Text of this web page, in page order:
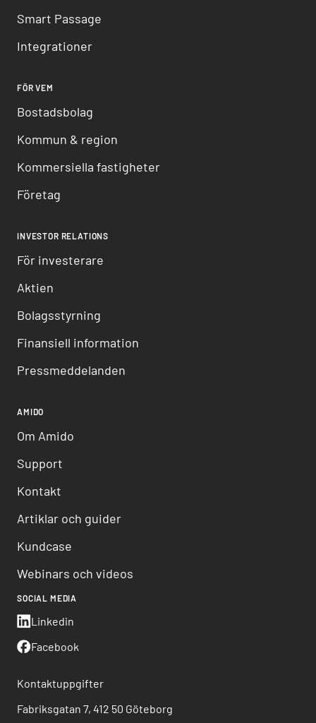
Smart Passage
Integrationer
FÖR VEM
Bostadsbolag
Kommun & region
Kommersiella fastigheter
Företag
INVESTOR RELATIONS
För investerare
Aktien
Bolagsstyrning
Finansiell information
Pressmeddelanden
AMIDO
Om Amido
Support
Kontakt
Artiklar och guider
Kundcase
Webinars och videos
SOCIAL MEDIA
Linkedin
Facebook
Kontaktuppgifter
Fabriksgatan 7, 412 50 Göteborg